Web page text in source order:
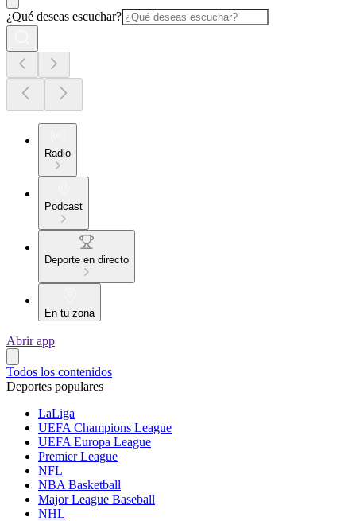
¿Qué deseas escuchar?
Radio
Podcast
Deporte en directo
En tu zona
Abrir app
Todos los contenidos
Deportes populares
LaLiga
UEFA Champions League
UEFA Europa League
Premier League
NFL
NBA Basketball
Major League Baseball
NHL